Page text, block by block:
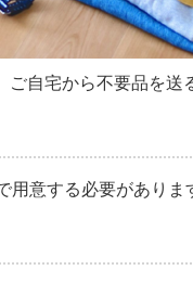
自宅から不要品を送
意する必要がありま